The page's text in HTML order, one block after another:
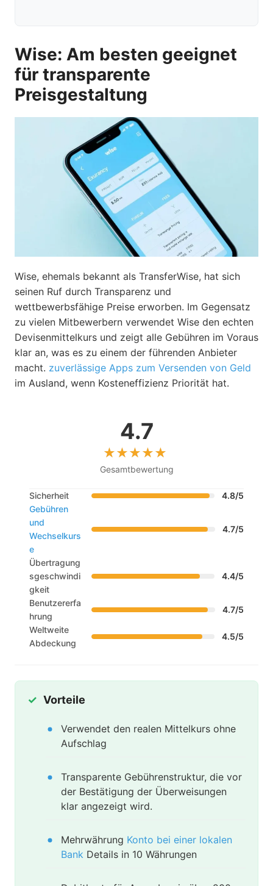
Wise: Am besten geeignet
für transparente
Preisgestaltung
Wise, ehemals bekannt als TransferWise, hat sich
seinen Ruf durch Transparenz und
wettbewerbsfähige Preise erworben. Im Gegensatz
zu vielen Mitbewerbern verwendet Wise den echten
Devisenmittelkurs und zeigt alle Gebühren im Voraus
klar an, was es zu einem der führenden Anbieter
macht. zuverlässige Apps zum Versenden von Geld
im Ausland, wenn Kosteneffizienz Priorität hat.
4.7
Gesamtbewertung
Sicherheit
4.8/5
Gebühren
und
Wechselkurs
e
4.7/5
Übertragung
sgeschwindi
gkeit
4.4/5
Benutzererfa
hrung
4.7/5
Weltweite
Abdeckung
4.5/5
Vorteile
Verwendet den realen Mittelkurs ohne
Aufschlag
Transparente Gebührenstruktur, die vor
der Bestätigung der Überweisungen
klar angezeigt wird.
Mehrwährung Konto bei einer lokalen
Bank Details in 10 Währungen